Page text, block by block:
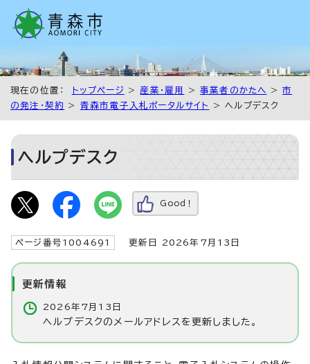
現在の位置： トップページ > 産業・雇用 >事業者のかたへ >市
の発注・契約
> 青森市電子入札ポータルサイト > ヘルプデスク
ヘルプデスク
Good！
ページ番号1004691 更新日 2026年7月13日
更新情報
2026年7月13日
ヘルプデスクのメールアドレスを更新しました。